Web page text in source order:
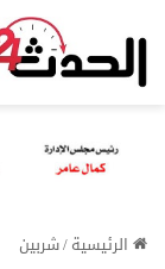
الرئيسية/شربين